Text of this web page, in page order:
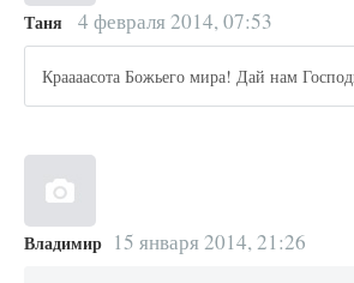
Таня 4 февраля 2014, 07:53
Краааасота Божьего мира! Дай нам
Владимир 15 января 2014, 21:26